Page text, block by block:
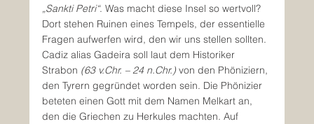
„Sankti Petri“. Was macht diese Insel so wertvoll?
Dort stehen Ruinen eines Tempels, der essentielle
Fragen aufwerfen wird, den wir uns stellen sollten.
Cadiz alias Gadeira soll laut dem Historiker
Strabon (63 v.Chr. – 24 n.Chr.) von den Phöniziern,
den Tyrern gegründet worden sein. Die Phönizier
beteten einen Gott mit dem Namen Melkart an,
den die Griechen zu Herkules machten. Auf